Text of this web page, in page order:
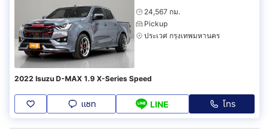
24,567 กม.
Pickup
ประเวศ กรุงเทพมหานคร
2022 Isuzu D-MAX 1.9 X-Series Speed
แชท LINE โทร